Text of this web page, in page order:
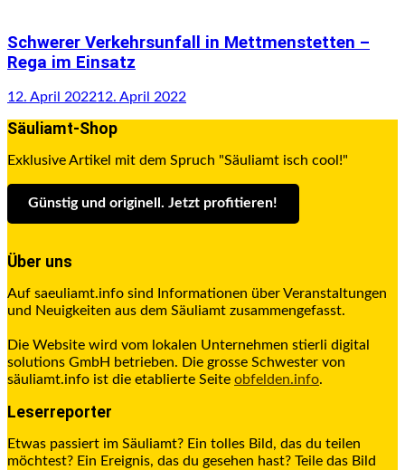
Schwerer Verkehrsunfall in Mettmenstetten –
Rega im Einsatz
12. April 202212. April 2022
Säuliamt-Shop
Exklusive Artikel mit dem Spruch "Säuliamt isch cool!"
Günstig und originell. Jetzt profitieren!
Über uns
Auf saeuliamt.info sind Informationen über Veranstaltungen
und Neuigkeiten aus dem Säuliamt zusammengefasst.
Die Website wird vom lokalen Unternehmen stierli digital
solutions GmbH betrieben. Die grosse Schwester von
säuliamt.info ist die etablierte Seite obfelden.info.
Leserreporter
Etwas passiert im Säuliamt? Ein tolles Bild, das du teilen
möchtest? Ein Ereignis, das du gesehen hast? Teile das Bild